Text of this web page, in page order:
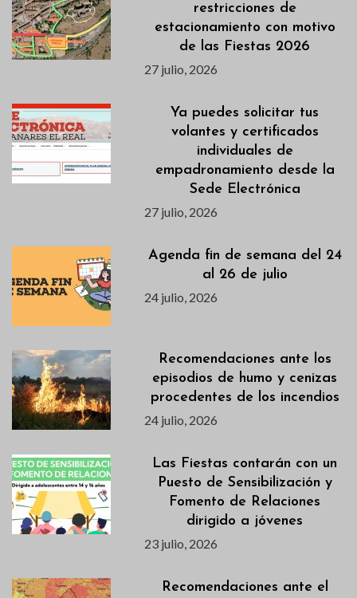
restricciones de
estacionamiento con motivo
de las Fiestas 2026
27 julio, 2026
Ya puedes solicitar tus
volantes y certificados
individuales de
empadronamiento desde la
Sede Electrónica
27 julio, 2026
Agenda fin de semana del 24
al 26 de julio
24 julio, 2026
Recomendaciones ante los
episodios de humo y cenizas
procedentes de los incendios
24 julio, 2026
Las Fiestas contarán con un
Puesto de Sensibilización y
Fomento de Relaciones
dirigido a jóvenes
23 julio, 2026
Recomendaciones ante el